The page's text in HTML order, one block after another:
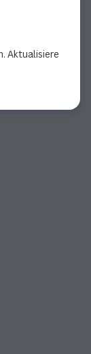
Aktualisiere